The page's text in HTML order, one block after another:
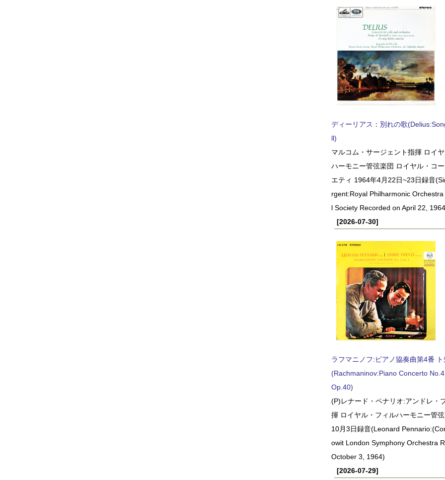
ディーリアス：別れの歌
ll)
マルコム・サージェント指揮 ロイ
ハーモニー管弦楽団 ロイヤル・コ
エティ 1964年4月22日~23日録音
rgent:Royal Philharmonic
l Society Recorded on April 22,
[2026-07-30]
ラフマニノフ:ピアノ協奏曲第4番
(Rachmaninov:Piano Concerto
Op.40)
(P)レナード・ペナリオ:アンドレ・
揮 ロイヤル・フィルハーモニー管
10月3日録音(Leonard
owit London Symphony Orchestra
October 3, 1964)
[2026-07-29]